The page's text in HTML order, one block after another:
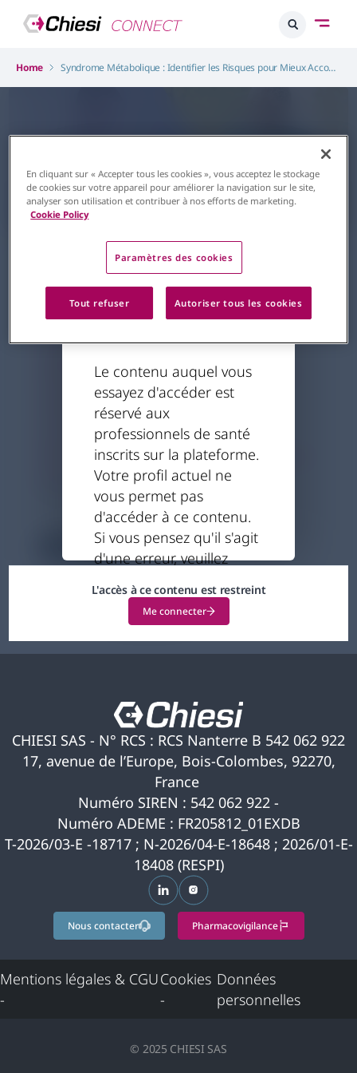
Home Syndrome Métabolique : Identifier les Risques pour Mieux Accompagner vos Patients
contenu est
restreint
Retour à la page d'accueil
Le contenu auquel vous
essayez d'accéder est
réservé aux
professionnels de santé
inscrits sur la plateforme.
Votre profil actuel ne
vous permet pas
d'accéder à ce contenu.
Si vous pensez qu'il s'agit
d'une erreur, veuillez
obtenir de l'aide.
Transplantation Syndrome Métabolique
Syndrome Métabolique :
identifier les risques pour mieux
accompagner vos patients
risque à ne pas négliger.
Identifiez les conséquences du
syndrome métabolique,
notamment chez les patients
transplantés hépatiques, et
découvrez les données clés pour
mieux les accompagner.
L'accès à ce contenu est restreint
Me connecter
CHIESI SAS - N° RCS : RCS Nanterre B 542 062 922
17, avenue de l’Europe, Bois-Colombes, 92270,
France
Numéro SIREN : 542 062 922 -
Numéro ADEME : FR205812_01EXDB
T-2026/03-E -18717 ; N-2026/04-E-18648 ; 2026/01-E-
18408 (RESPI)
s’ouvre dans un nouvel onglet
s’ouvre dans un nouvel
Nous contacter Pharmacovigilance
© 2025 CHIESI SAS
Mentions légales & CGU
-
Cookies
-
Données
personnelles
En cliquant sur « Accepter tous les cookies », vous acceptez le stockage
de cookies sur votre appareil pour améliorer la navigation sur le site,
analyser son utilisation et contribuer à nos efforts de marketing.
Cookie Policy
Paramètres des cookies
Tout refuser Autoriser tous les cookies